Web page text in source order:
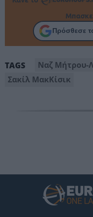
Πρόσθεσε
TAGS Ναζ Μήτρου-
Σακίλ ΜακΚίσικ